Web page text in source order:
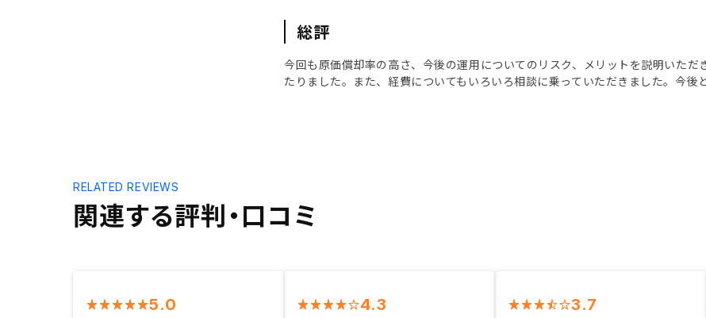
総評
今回も原価償却率の高さ、今後の運用についてのリスク、メリットを説明いた
たりました。また、経費についてもいろいろ相談に乗っていただきました。今後
関連する評判・口コミ
RELATED REVIEWS
5.0 4.3 3.7